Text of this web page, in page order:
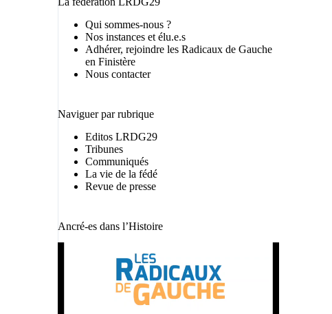
Qui sommes-nous ?
Nos instances et élu.e.s
Adhérer, rejoindre les Radicaux de Gauche
en Finistère
Nous contacter
Naviguer par rubrique
Editos LRDG29
Tribunes
Communiqués
La vie de la fédé
Revue de presse
Ancré-es dans l’Histoire